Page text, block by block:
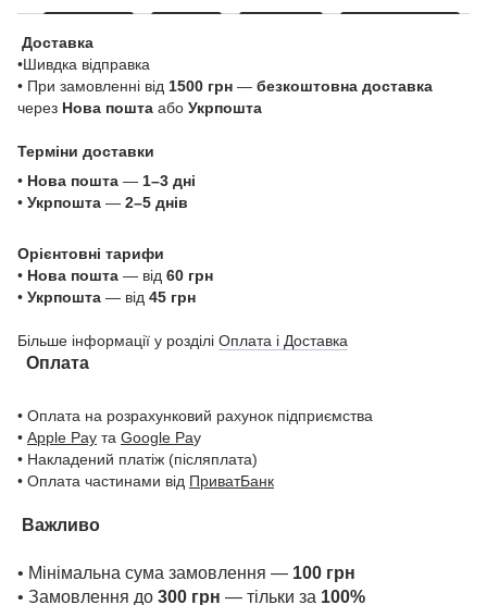
Доставка
•Шивдка відправка
• При замовленні від 1500 грн — безкоштовна доставка
через Нова пошта або Укрпошта
Терміни доставки
• Нова пошта — 1–3 дні
• Укрпошта — 2–5 днів
Орієнтовні тарифи
• Нова пошта — від 60 грн
• Укрпошта — від 45 грн
Більше інформації у розділі Оплата і Доставка
Оплата
• Оплата на розрахунковий рахунок підприємства
• Apple Pay та Google Pay
• Накладений платіж (післяплата)
• Оплата частинами від ПриватБанк
Важливо
• Мінімальна сума замовлення — 100 грн
• Замовлення до 300 грн — тільки за 100%